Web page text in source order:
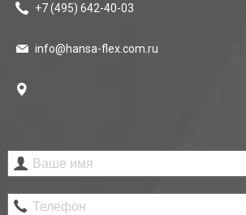
+7 (495) 642-40-03
info@hansa-flex.com.ru